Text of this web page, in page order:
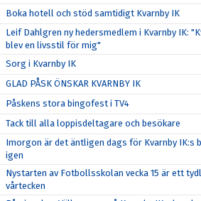
Boka hotell och stöd samtidigt Kvarnby IK
Leif Dahlgren ny hedersmedlem i Kvarnby IK:
blev en livsstil för mig"
Sorg i Kvarnby IK
GLAD PÅSK ÖNSKAR KVARNBY IK
Påskens stora bingofest i TV4
Tack till alla loppisdeltagare och besökare
Imorgon är det äntligen dags för Kvarnby IK:s
igen
Nystarten av Fotbollsskolan vecka 15 är ett
vårtecken